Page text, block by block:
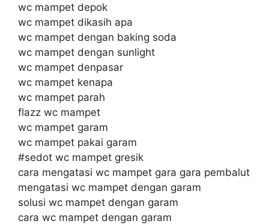
wc mampet depok
wc mampet dikasih apa
wc mampet dengan baking soda
wc mampet dengan sunlight
wc mampet denpasar
wc mampet kenapa
wc mampet parah
flazz wc mampet
wc mampet garam
wc mampet pakai garam
#sedot wc mampet gresik
cara mengatasi wc mampet gara gara pembalut
mengatasi wc mampet dengan garam
solusi wc mampet dengan garam
cara wc mampet dengan garam